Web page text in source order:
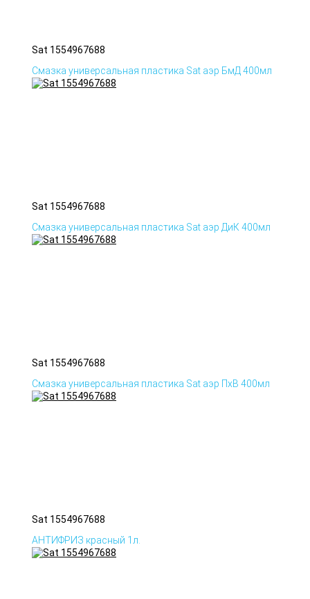
Sat 1554967688
Смазка универсальная пластика Sat аэр БмД 400мл
Sat 1554967688
Смазка универсальная пластика Sat аэр ДиК 400мл
Sat 1554967688
Смазка универсальная пластика Sat аэр ПхВ 400мл
Sat 1554967688
АНТИФРИЗ красный 1л.